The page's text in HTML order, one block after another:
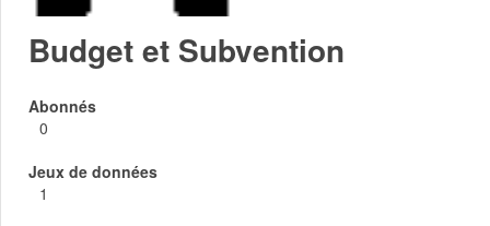
Budget et Subvention
Abonnés
0
Jeux de données
1